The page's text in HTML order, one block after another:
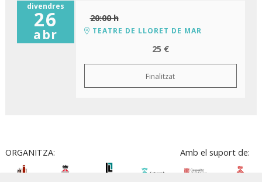
divendres
26
abr
20:00 h
TEATRE DE LLORET DE MAR
25 €
Finalitzat
ORGANITZA: Amb el suport de: